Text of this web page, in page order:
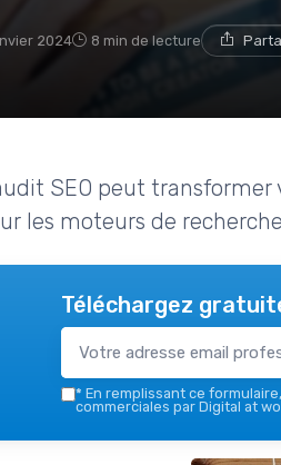
2024 8 min de lecture
SEO peut transformer
les moteurs de
Téléchargez
* En remplissant ce
commerciales par Digital at